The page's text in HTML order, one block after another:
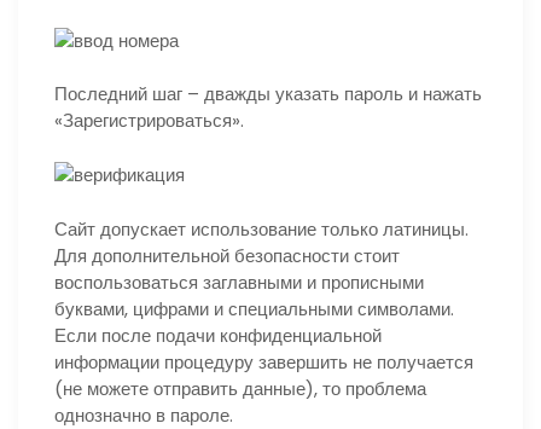
Последний шаг – дважды указать пароль и нажать
«Зарегистрироваться».
Сайт допускает использование только латиницы.
Для дополнительной безопасности стоит
воспользоваться заглавными и прописными
буквами, цифрами и специальными символами.
Если после подачи конфиденциальной
информации процедуру завершить не получается
(не можете отправить данные), то проблема
однозначно в пароле.